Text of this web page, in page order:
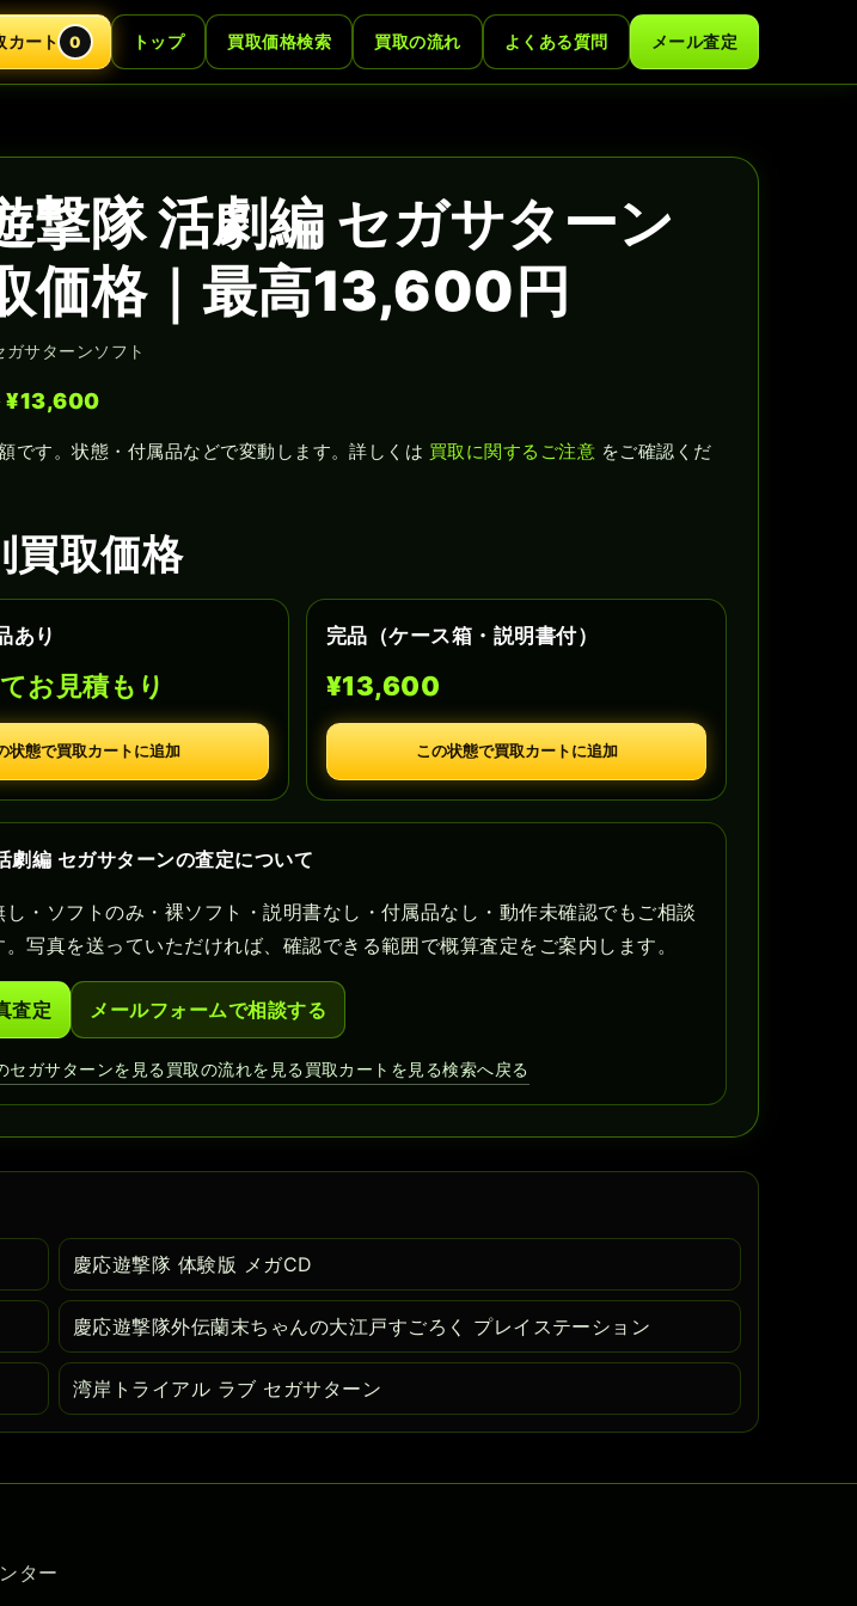
カート 0 トップ 買取価格検索 買取の流れ よくある質問 メール査定
撃隊 活劇編 セガサターン
価格｜最高13,600円
サターンソフト
¥13,600
です。状態・付属品などで変動します。詳しくは 買取に関するご注意 をご確認くだ
買取価格
あり
お見積もり
状態で買取カートに追加
完品（ケース箱・説明書付）
¥13,600
この状態で買取カートに追加
劇編 セガサターンの査定について
し・ソフトのみ・裸ソフト・説明書なし・付属品なし・動作未確認でもご相談
写真を送っていただければ、確認できる範囲で概算査定をご案内します。
査定 メールフォームで相談する
セガサターンを見る買取の流れを見る買取カートを見る検索へ戻る
慶応遊撃隊 体験版 メガCD
慶応遊撃隊外伝蘭末ちゃんの大江戸すごろく プレイステーション
湾岸トライアル ラブ セガサターン
ター